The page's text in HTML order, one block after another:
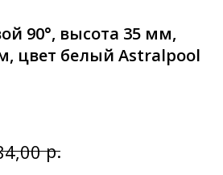
90°, высота 35 мм,
цвет белый Astralpool
р.